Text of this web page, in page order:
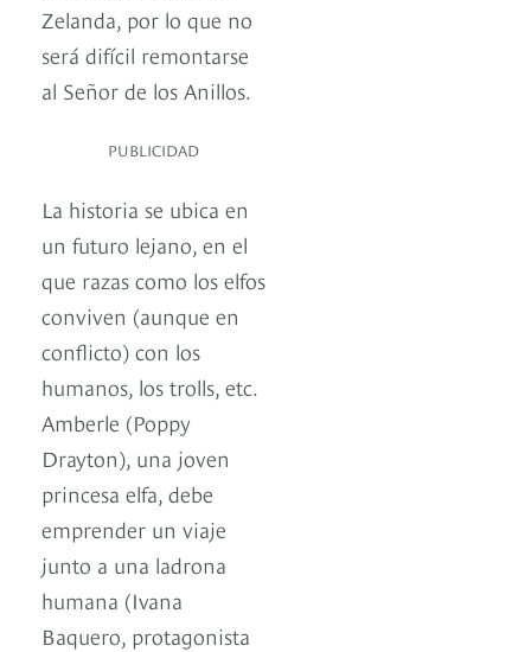
Zelanda, por lo que no
será difícil remontarse
al Señor de los Anillos.
PUBLICIDAD
La historia se ubica en
un futuro lejano, en el
que razas como los elfos
conviven (aunque en
conflicto) con los
humanos, los trolls, etc.
Amberle (Poppy
Drayton), una joven
princesa elfa, debe
emprender un viaje
junto a una ladrona
humana (Ivana
Baquero, protagonista